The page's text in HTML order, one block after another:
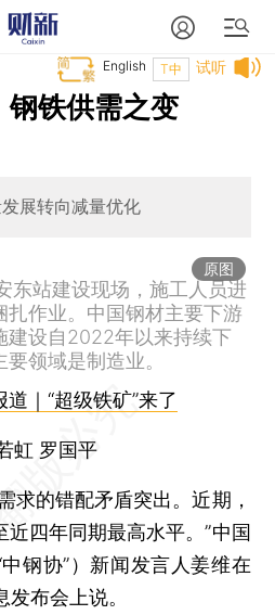
试听
T中
English
钢铁供需之变
展转向减量优化
原图
东站建设现场，施工人员进
扎作业。中国钢材主要下游
建设自2022年以来持续下
领域是制造业。
道｜“超级铁矿”来了
虹 罗国平
的错配矛盾突出。近期，
四年同期最高水平。”中国
钢协”）新闻发言人姜维在
布会上说。